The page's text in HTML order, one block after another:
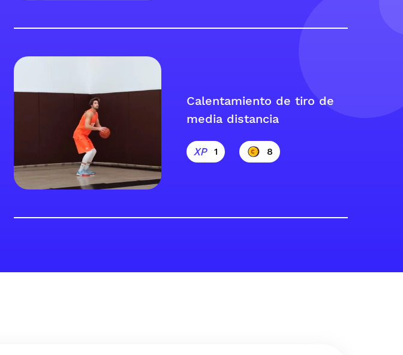
Calentamiento de tiro de
media distancia
1 8